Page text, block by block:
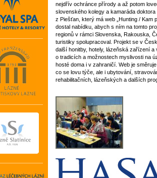
nejdřív ochránce přírody a až potom
slovenského kolegy a kamaráda doktora
z Piešťan, který má web „Hunting / Kam
dostal nabídku, abych s ním na tomto
regionů v rámci Slovenska, Rakouska,
turistiky spolupracoval. Projekt se v
další honitby, hotely, lázeňská zařízení
o tradicích a možnostech myslivosti na
hosté doma i v zahraničí. Web je
co se lovu týče, ale i ubytování,
rehabilitačních, lázeňských a dalších